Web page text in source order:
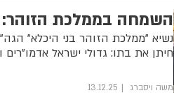
השמחה בממלכת
נשיא "ממלכת הזוהר בני היכלא"
חיתן את בתו: גדולי ישראל
משה ויסברג 13.12.25